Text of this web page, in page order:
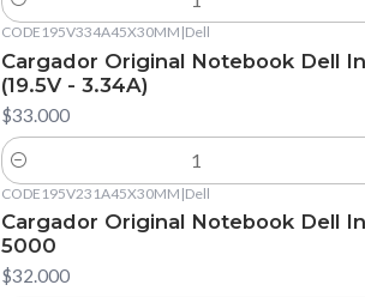
Cantidad
CODE195V334A45X30MM |Dell
Cargador Original Notebook Dell
(19.5V - 3.34A)
$33.000
Cantidad
CODE195V231A45X30MM |Dell
Cargador Original Notebook Dell
5000
$32.000